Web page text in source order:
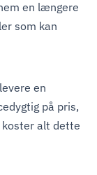
en længere
som kan
en
på pris,
alt dette